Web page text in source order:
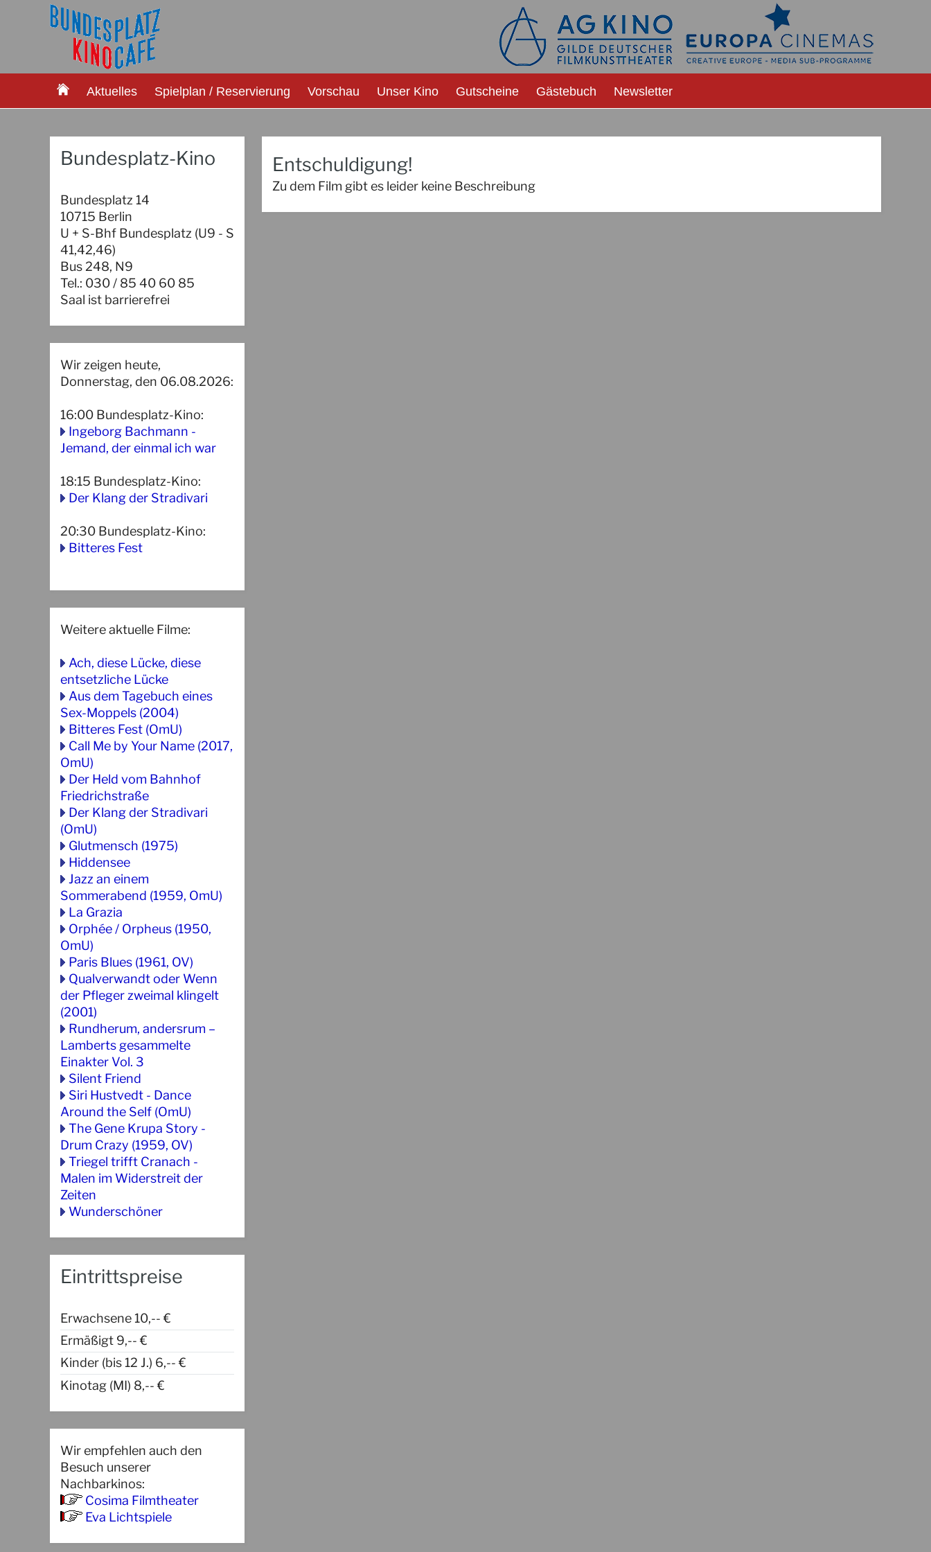
Aktuelles Spielplan / Reservierung Vorschau Unser Kino Gutscheine Gästebuch Newsletter
Bundesplatz-Kino
Bundesplatz 14
10715 Berlin
U + S-Bhf Bundesplatz (U9 - S
41,42,46)
Bus 248, N9
Tel.: 030 / 85 40 60 85
Saal ist barrierefrei
Wir zeigen heute,
Donnerstag, den 06.08.2026:
16:00 Bundesplatz-Kino:
Ingeborg Bachmann -
Jemand, der einmal ich war
18:15 Bundesplatz-Kino:
Der Klang der Stradivari
20:30 Bundesplatz-Kino:
Bitteres Fest
Weitere aktuelle Filme:
Ach, diese Lücke, diese
entsetzliche Lücke
Aus dem Tagebuch eines
Sex-Moppels (2004)
Bitteres Fest (OmU)
Call Me by Your Name (2017,
OmU)
Der Held vom Bahnhof
Friedrichstraße
Der Klang der Stradivari
(OmU)
Glutmensch (1975)
Hiddensee
Jazz an einem
Sommerabend (1959, OmU)
La Grazia
Orphée / Orpheus (1950,
OmU)
Paris Blues (1961, OV)
Qualverwandt oder Wenn
der Pfleger zweimal klingelt
(2001)
Rundherum, andersrum –
Lamberts gesammelte
Einakter Vol. 3
Silent Friend
Siri Hustvedt - Dance
Around the Self (OmU)
The Gene Krupa Story -
Drum Crazy (1959, OV)
Triegel trifft Cranach -
Malen im Widerstreit der
Zeiten
Wunderschöner
Eintrittspreise
Erwachsene 10,-- €
Ermäßigt 9,-- €
Kinder (bis 12 J.) 6,-- €
Kinotag (MI) 8,-- €
Wir empfehlen auch den
Besuch unserer
Nachbarkinos:
Cosima Filmtheater
Eva Lichtspiele
Entschuldigung!
Zu dem Film gibt es leider keine Beschreibung